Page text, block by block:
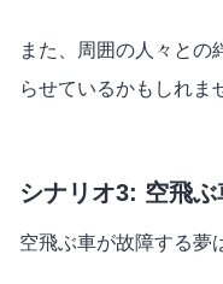
また、周囲の人々との
らせているかもしれま
シナリオ3: 空飛
空飛ぶ車が故障する夢